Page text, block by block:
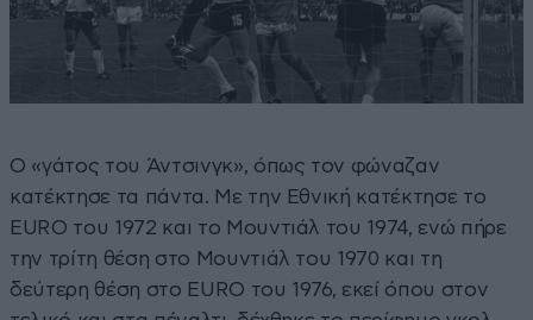
Ο «γάτος του Άντσινγκ», όπως τον φώναζαν
κατέκτησε τα πάντα. Με την Εθνική κατέκτησε το
EURO του 1972 και το Μουντιάλ του 1974, ενώ πήρε
την τρίτη θέση στο Μουντιάλ του 1970 και τη
δεύτερη θέση στο EURO του 1976, εκεί όπου στον